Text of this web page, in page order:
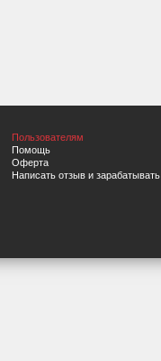
Пользователям
Помощь
Оферта
Написать отзыв и зарабатывать